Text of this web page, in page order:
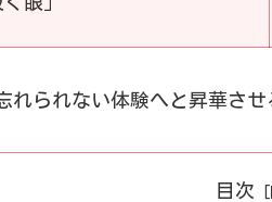
られない体験へと昇華させ
目次